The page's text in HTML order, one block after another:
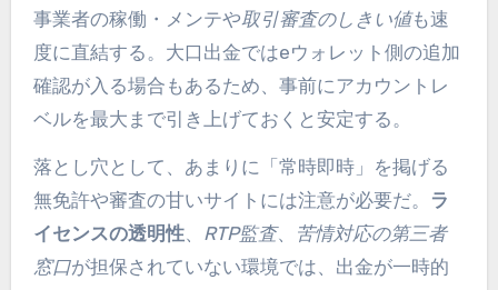
事業者の稼働・メンテや取引審査のしきい値も速
度に直結する。大口出金ではeウォレット側の追加
確認が入る場合もあるため、事前にアカウントレ
ベルを最大まで引き上げておくと安定する。
落とし穴として、あまりに「常時即時」を掲げる
無免許や審査の甘いサイトには注意が必要だ。
ラ
イセンスの透明性、 RTP監査、
苦情対応の第三者
窓口が担保されていない環境では、出金が一時的